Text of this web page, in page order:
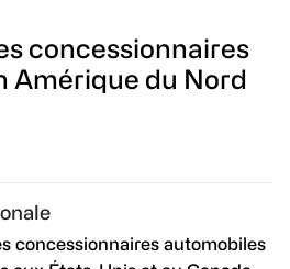
concessionnaires
Amérique du Nord
concessionnaires automobiles